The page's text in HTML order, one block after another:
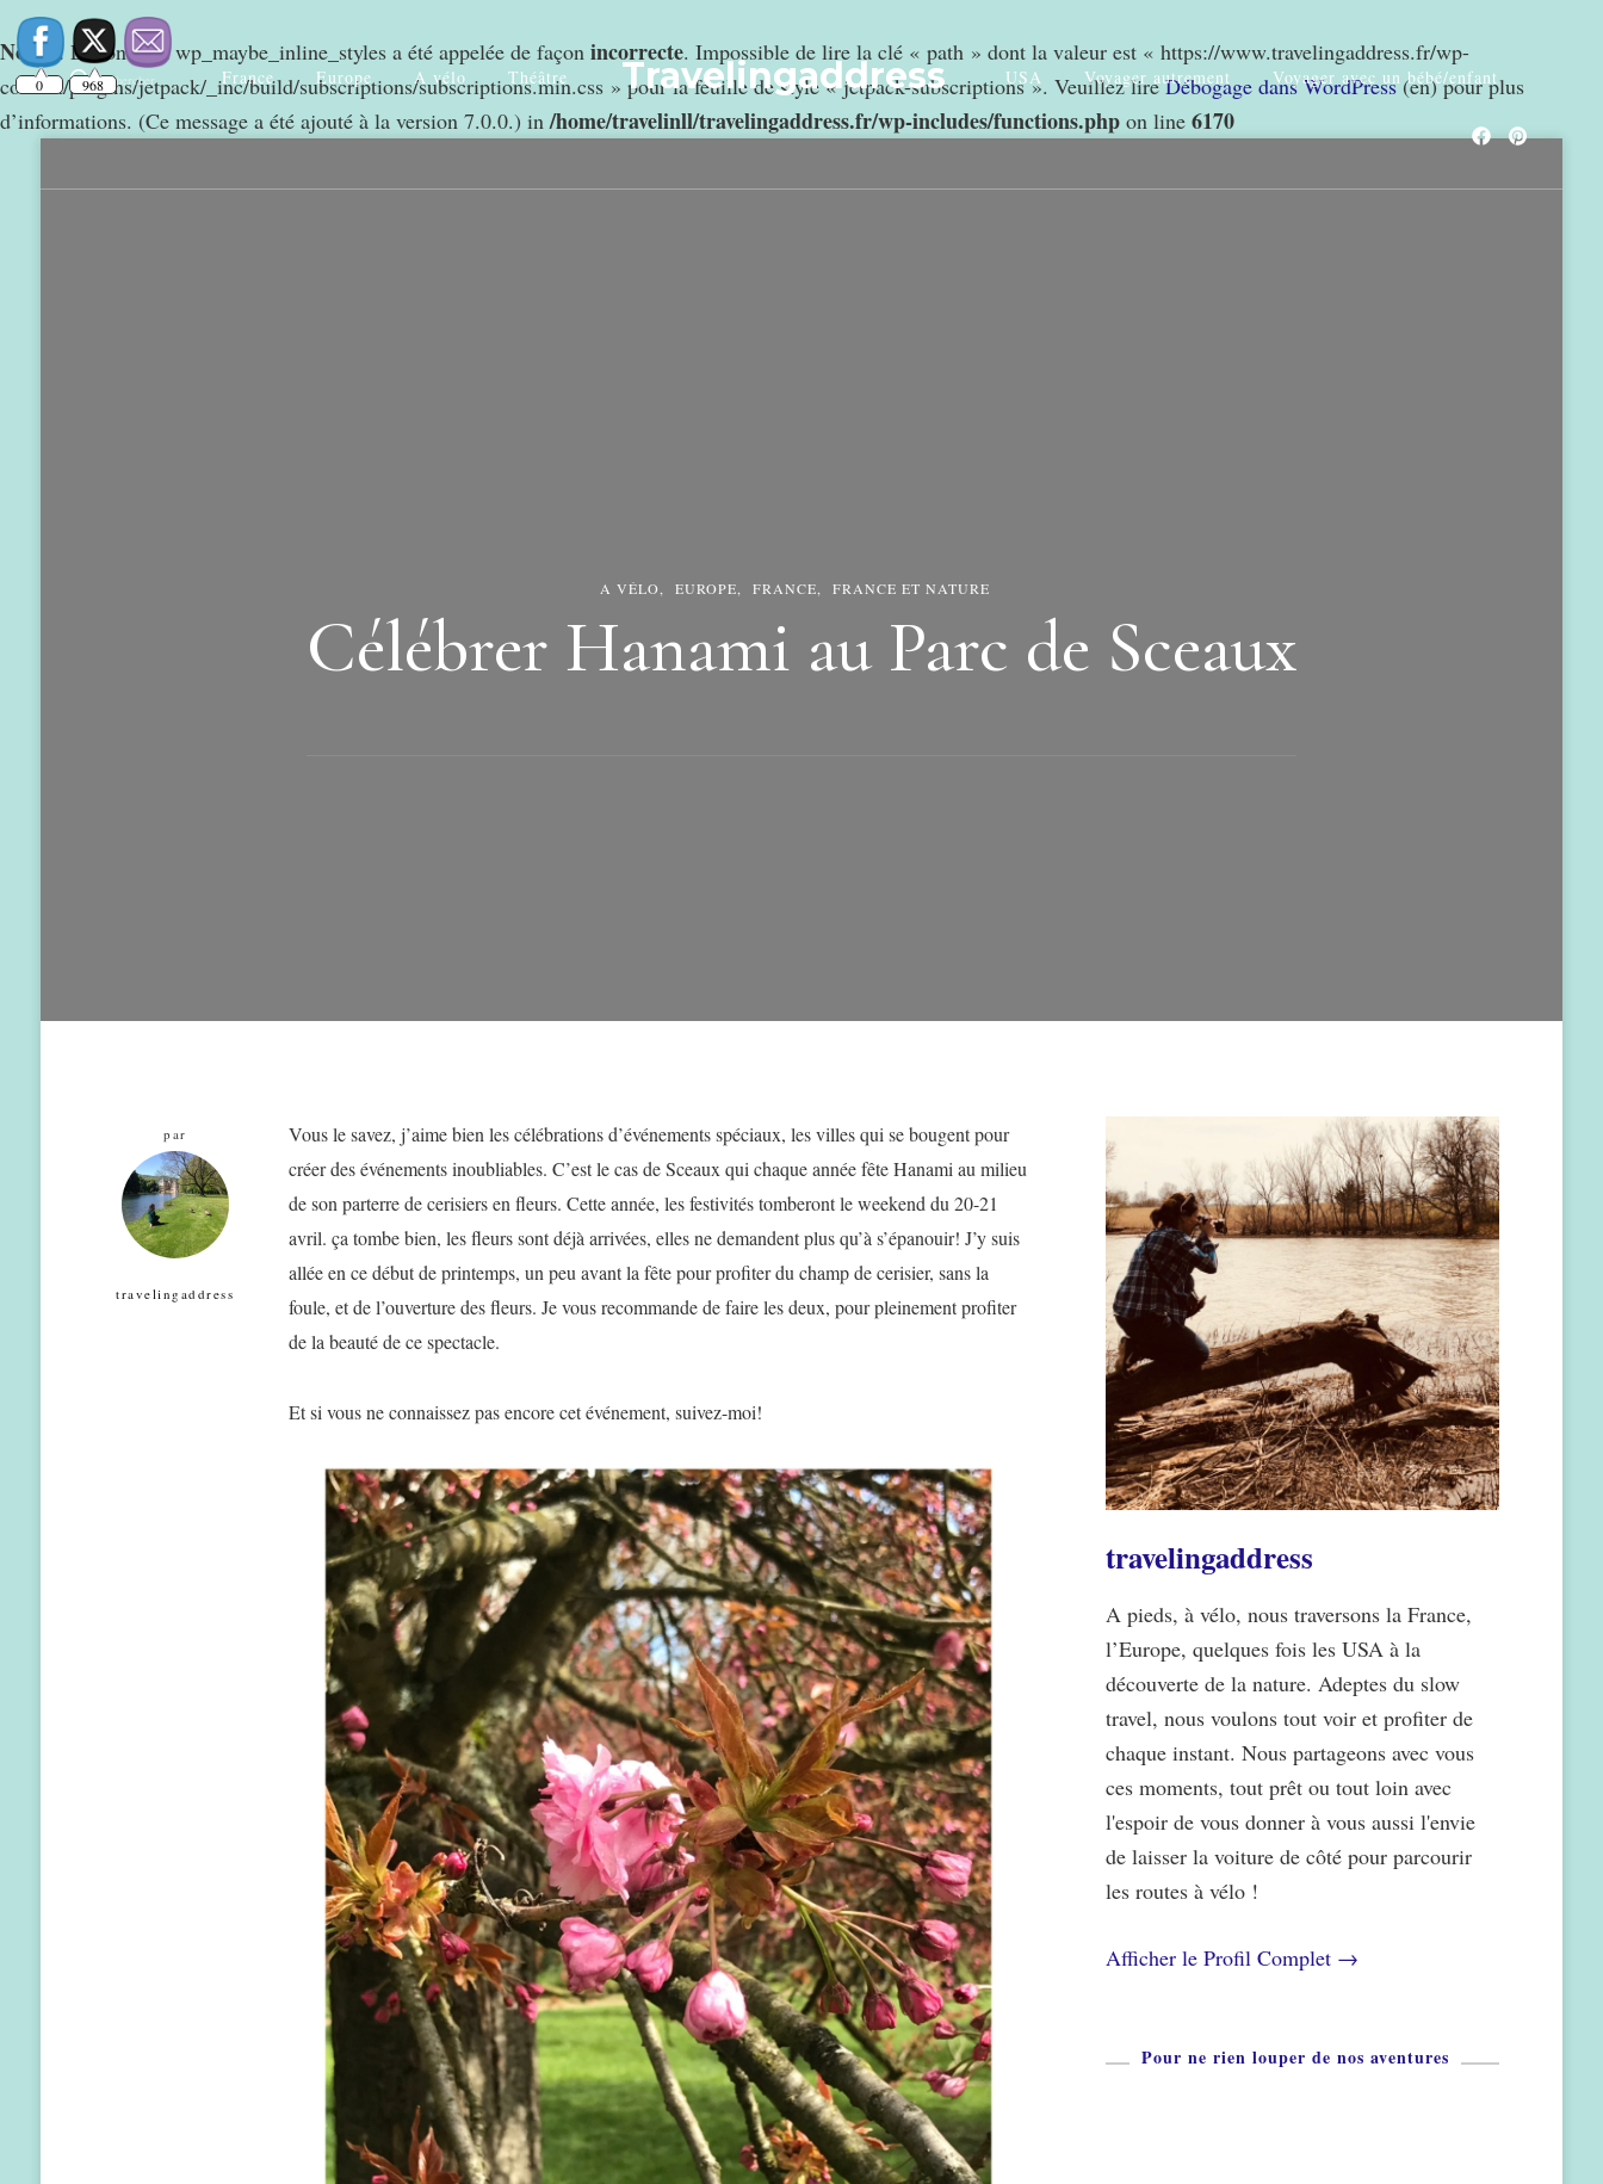
Notice: La fonction wp_maybe_inline_styles a été appelée de façon incorrecte. Impossible de lire la clé « path » dont la valeur est « https://www.travelingaddress.fr/wp-
content/plugins/jetpack/_inc/build/subscriptions/subscriptions.min.css » pour la feuille de style « jetpack-subscriptions ». Veuillez lireDébogage dans WordPress(en) pour plus
d’informations. (Ce message a été ajouté à la version 7.0.0.) in/home/travelinll/travelingaddress.fr/wp-includes/functions.php on line 6170
Rechercher France Europe A vélo Théâtre Travelingaddress USA Voyager autrement Voyager avec un bébé/enfant
A VÉLO EUROPE FRANCE FRANCE ET NATURE
Célébrer Hanami au Parc de Sceaux
par
travelingaddress
Vous le savez, j’aime bien les célébrations d’événements spéciaux, les villes qui se bougent pour
créer des événements inoubliables. C’est le cas de Sceaux qui chaque année fête Hanami au milieu
de son parterre de cerisiers en fleurs. Cette année, les festivités tomberont le weekend du 20-21
avril. ça tombe bien, les fleurs sont déjà arrivées, elles ne demandent plus qu’à s’épanouir! J’y suis
allée en ce début de printemps, un peu avant la fête pour profiter du champ de cerisier, sans la
foule, et de l’ouverture des fleurs. Je vous recommande de faire les deux, pour pleinement profiter
de la beauté de ce spectacle.
Et si vous ne connaissez pas encore cet événement, suivez-moi!
travelingaddress
A pieds, à vélo, nous traversons la France,
l’Europe, quelques fois les USA à la
découverte de la nature. Adeptes du slow
travel, nous voulons tout voir et profiter de
chaque instant. Nous partageons avec vous
ces moments, tout prêt ou tout loin avec
l'espoir de vous donner à vous aussi l'envie
de laisser la voiture de côté pour parcourir
les routes à vélo !
Afficher le Profil Complet →
Pour ne rien louper de nos aventures
0 968